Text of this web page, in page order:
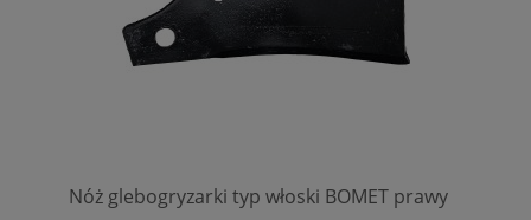
Nóż glebogryzarki typ włoski BOMET prawy